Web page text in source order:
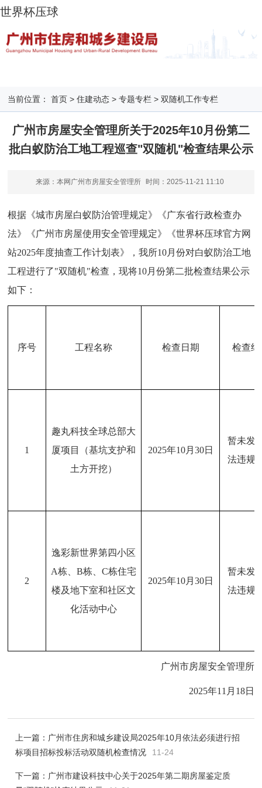
世界杯压球
当前位置： 首页 >住建动态 >专题专栏 >双随机工作专栏
广州市房屋安全管理所关于2025年10月份第二
批白蚁防治工地工程巡查"双随机"检查结果公示
来源：本网广州市房屋安全管理所 时间： 2025-11-21 11:10
根据《城市房屋白蚁防治管理规定》《广东省行政检查办
法》《广州市房屋使用安全管理规定》《世界杯压球官方网
站2025年度抽查工作计划表》，我所10月份对白蚁防治工地
工程进行了"双随机"检查，现将10月份第二批检查结果公示
如下：
序号 工程名称 检查日期 检查
1
趣丸科技全球总部大
厦项目（基坑支护和
土方开挖）
2025年10月30日
暂未发
法违规
2
逸彩新世界第四小区
A栋、B栋、C栋住宅
楼及地下室和社区文
化活动中心
2025年10月30日
暂未发
法违规
广州市房屋安全管理所
2025年11月18日
上一篇： 广州市住房和城乡建设局2025年10月依法必须进行招
标项目招标投标活动双随机检查情况
11-24
下一篇： 广州市建设科技中心关于2025年第二期房屋鉴定质